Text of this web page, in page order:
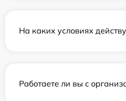
На каких условиях
Работаете ли вы с